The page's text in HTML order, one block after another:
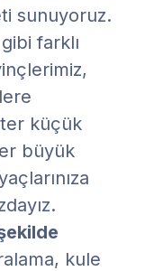
sunuyoruz.
farklı
küçük
büyük
kule